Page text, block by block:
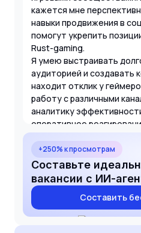
кажется мне
навыки продвижения в
помогут укрепить
Rust-gaming.
Я умею выстраивать
аудиторией и создавать
находит отклик у
работу с различными
аналитику
оперативное
индустрии, что позволит
решать задачи вашего
+250% к просмотрам
Составьте
вакансии с ИИ-
Составить